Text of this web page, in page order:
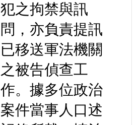
犯之拘禁與訊
問，亦負責提訊
已移送軍法機關
之被告偵查工
作。據多位政治
案件當事人口述